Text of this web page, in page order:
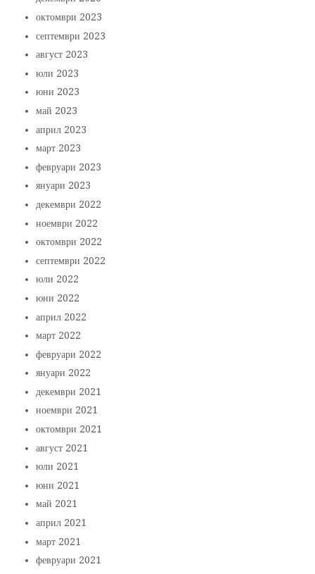
октомври 2023
септември 2023
август 2023
юли 2023
юни 2023
май 2023
април 2023
март 2023
февруари 2023
януари 2023
декември 2022
ноември 2022
октомври 2022
септември 2022
юли 2022
юни 2022
април 2022
март 2022
февруари 2022
януари 2022
декември 2021
ноември 2021
октомври 2021
август 2021
юли 2021
юни 2021
май 2021
април 2021
март 2021
февруари 2021